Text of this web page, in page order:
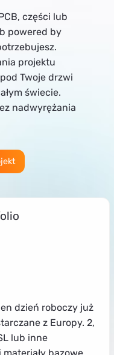
części lub
powered by
projektu
Twoje drzwi
świecie.
nadwyrężania
dzień roboczy już
z Europy. 2,
lub inne